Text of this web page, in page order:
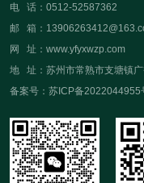
电 话：0512-52587362
邮 箱：
网 址：www.yfyxwzp.com
地 址：苏州市常熟市支塘镇
备案号：苏ICP备2022044955